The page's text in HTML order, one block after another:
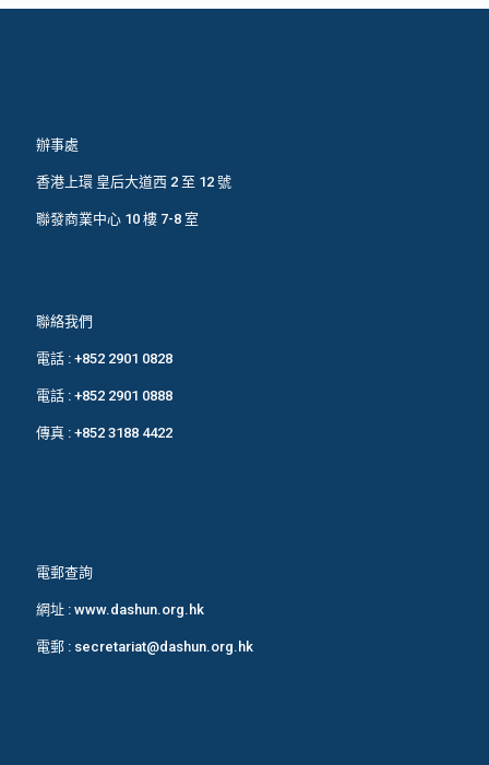
辦事處
香港上環 皇后大道西 2 至 12 號
聯發商業中心 10 樓 7-8 室
聯絡我們
電話 : +852 2901 0828
電話 : +852 2901 0888
傳真 : +852 3188 4422
電郵查詢
網址 : www.dashun.org.hk
電郵 : secretariat@dashun.org.hk